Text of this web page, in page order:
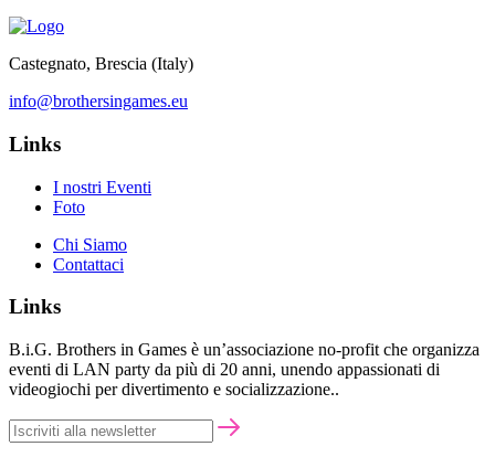
Castegnato, Brescia (Italy)
info@brothersingames.eu
Links
I nostri Eventi
Foto
Chi Siamo
Contattaci
Links
B.i.G. Brothers in Games è un’associazione no-profit che organizza
eventi di LAN party da più di 20 anni, unendo appassionati di
videogiochi per divertimento e socializzazione..